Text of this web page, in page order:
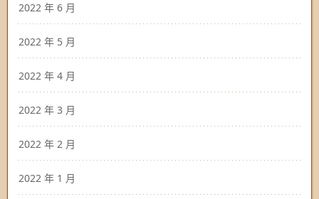
2022 年 6 月
2022 年 5 月
2022 年 4 月
2022 年 3 月
2022 年 2 月
2022 年 1 月